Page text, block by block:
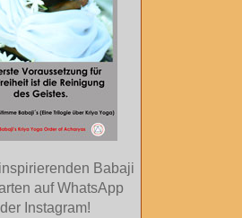
Babaji
auf WhatsApp
Instagram!